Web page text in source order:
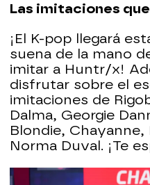
Las imitaciones
¡El K-pop llegará
suena de la mano
imitar a Huntr/x!
disfrutar sobre el
imitaciones de
Dalma, Georgie
Blondie,
Norma Duval. ¡Te